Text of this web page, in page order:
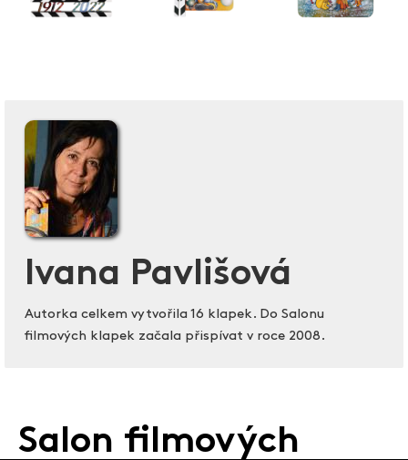
Ivana Pavlišová
Autorka celkem vytvořila 16 klapek. Do Salonu
filmových klapek začala přispívat v roce 2008.
Salon filmových